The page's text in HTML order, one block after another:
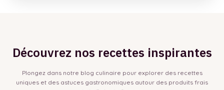
Découvrez nos recettes inspirantes
Plongez dans notre blog culinaire pour explorer des recettes
uniques et des astuces gastronomiques autour des produits frais